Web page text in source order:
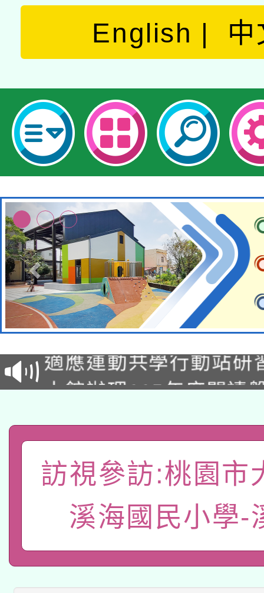
English 中
本校115學年度第2次
招甄選結果公告(無人
招)
適應運動共學行動站研
本館辦理115年度閱讀
礎課程
A3數位素養講師名單
「數位內容與教學軟體
pilot」
有關大陸委員會函釋公
薪期間赴陸應申請許可
轉知經濟部水利署委託
業技術研究院辦理「
115年8月22日(星期六
訪視參訪:桃園市
溪海國民小學-